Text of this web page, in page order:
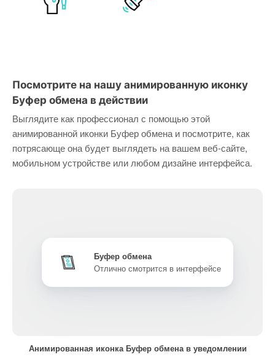
Посмотрите на нашу анимированную иконку
Буфер обмена в действии
Выглядите как профессионал с помощью этой
анимированной иконки Буфер обмена и посмотрите, как
потрясающе она будет выглядеть на вашем веб-сайте,
мобильном устройстве или любом дизайне интерфейса.
Буфер обмена
Отлично смотрится в интерфейсе
Анимированная иконка Буфер обмена в уведомлении